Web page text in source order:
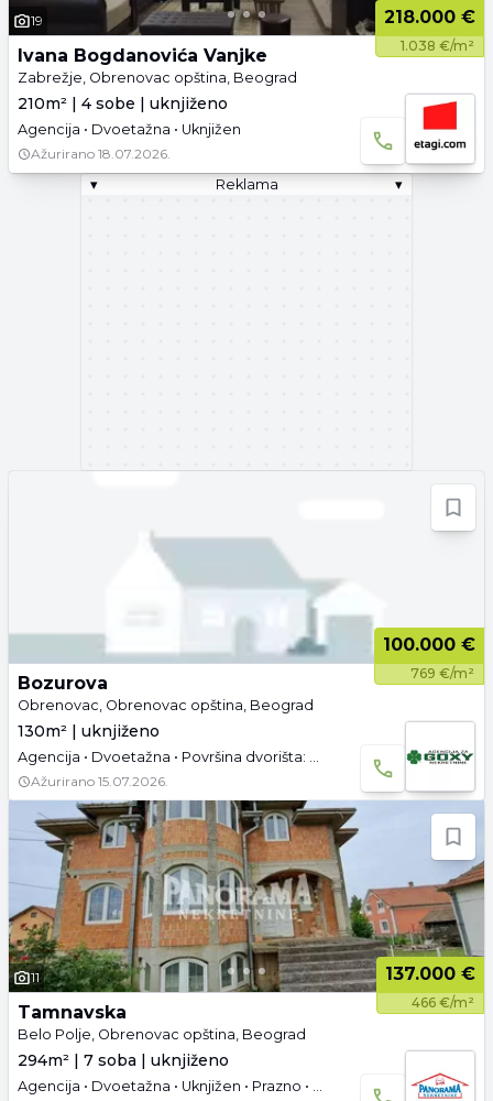
19 218.000 €
1.038 €/m²
Ivana Bogdanovića Vanjke
Zabrežje, Obrenovac opština, Beograd
210m² | 4 sobe | uknjiženo
Agencija • Dvoetažna • Uknjižen
Ažurirano 18.07.2026.
▾
Reklama ▾
100.000 €
769 €/m²
Bozurova
Obrenovac, Obrenovac opština, Beograd
130m² | uknjiženo
Agencija • Dvoetažna • Površina dvorišta: 9 a • Uknjižen
Ažurirano 15.07.2026.
11 137.000 €
466 €/m²
Tamnavska
Belo Polje, Obrenovac opština, Beograd
294m² | 7 soba | uknjiženo
Agencija • Dvoetažna • Uknjižen • Prazno • Podrum • Parking